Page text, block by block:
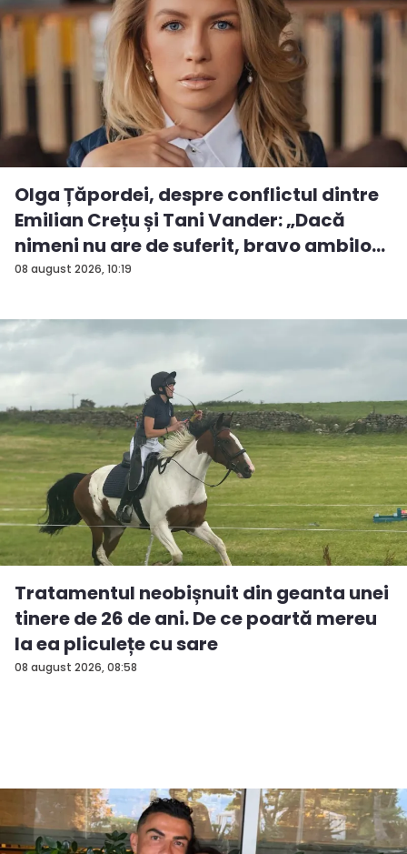
08 august 2026, 10:19
Olga Țăpordei, despre conflictul dintre
Emilian Crețu și Tani Vander: „Dacă
nimeni nu are de suferit, bravo ambilo...
08 august 2026, 08:58
Tratamentul neobișnuit din geanta unei
tinere de 26 de ani. De ce poartă mereu
la ea pliculețe cu sare